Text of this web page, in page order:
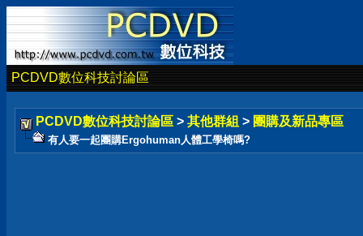
PCDVD數位科技討論區
PCDVD數位科技討論區 > 其他群組 > 團購及新品專區
有人要一起團購Ergohuman人體工學椅嗎?